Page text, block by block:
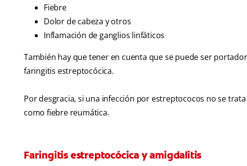
Fiebre
Dolor de cabeza y otros
Inflamación de ganglios linfáticos
También hay que tener en cuenta que se puede ser
faringitis estreptocócica.
Por desgracia, si una infección por estreptococos no se
como fiebre reumática.
Faringitis estreptocócica y amigdalitis